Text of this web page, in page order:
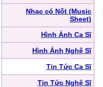
Nhạc có Nốt (Music
Sheet)
Hình Ảnh Ca Sĩ
Hình Ảnh Nghệ Sĩ
Tin Tức Ca Sĩ
Tin Tức Nghệ Sĩ